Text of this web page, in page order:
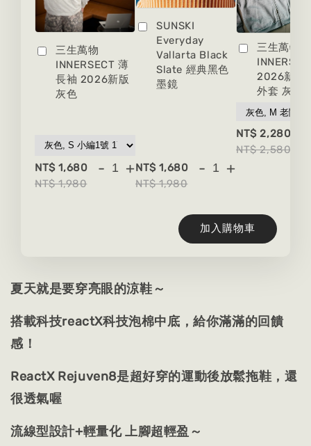
三生萬物
INNERSECT 薄
長袖 2026新版
灰色
NT$ 1,680
NT$ 1,980
- +
SUNSKI
Everyday
Vallarta Black
Slate 經典黑色
墨鏡
NT$ 1,680
NT$ 1,980
- +
三生萬物
2026新版
外套 灰色
NT$ 2,280
NT$ 2,580
加入購物車
夏天就是要穿亮眼的涼鞋～
搭載科技reactX科技泡棉中底，給你滿滿的回饋
感！
ReactX Rejuven8是超好穿的運動後放鬆拖鞋，還
很透氣喔
流線型設計+輕量化 上腳超輕盈～